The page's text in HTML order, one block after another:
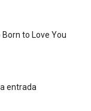
to Love You
entrada